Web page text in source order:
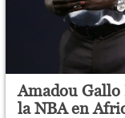
Amadou Gallo
la NBA en